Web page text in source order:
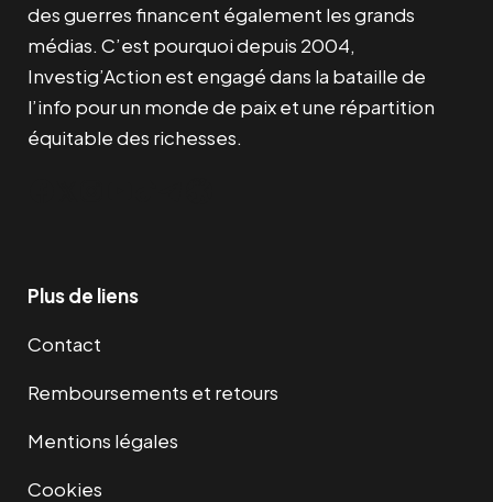
des guerres financent également les grands
médias. C’est pourquoi depuis 2004,
Investig’Action est engagé dans la bataille de
l’info pour un monde de paix et une répartition
équitable des richesses.
Plus de liens
Contact
Remboursements et retours
Mentions légales
Cookies